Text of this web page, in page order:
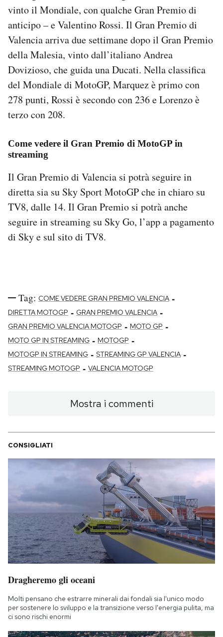
Esci
vinto il Mondiale, con qualche Gran Premio di
anticipo – e Valentino Rossi. Il Gran Premio di
Valencia arriva due settimane dopo il Gran Premio
della Malesia, vinto dall’italiano Andrea
Dovizioso, che guida una Ducati. Nella classifica
del Mondiale di MotoGP, Marquez è primo con
278 punti, Rossi è secondo con 236 e Lorenzo è
terzo con 208.
Come vedere il Gran Premio di MotoGP in
streaming
Il Gran Premio di Valencia si potrà seguire in
diretta sia su Sky Sport MotoGP che in chiaro su
TV8, dalle 14. Il Gran Premio si potrà anche
seguire in streaming su Sky Go, l’app a pagamento
di Sky e sul sito di TV8.
Tag: COME VEDERE GRAN PREMIO VALENCIA -
DIRETTA MOTOGP - GRAN PREMIO VALENCIA -
GRAN PREMIO VALENCIA MOTOGP - MOTO GP -
MOTO GP IN STREAMING - MOTOGP -
MOTOGP IN STREAMING - STREAMING GP VALENCIA -
STREAMING MOTOGP - VALENCIA MOTOGP
Mostra i commenti
CONSIGLIATI
Dragheremo gli oceani
Molti pensano che estrarre minerali dai fondali sia l'unico modo
per sostenere lo sviluppo e la transizione verso l'energia pulita, ma
ci sono rischi enormi